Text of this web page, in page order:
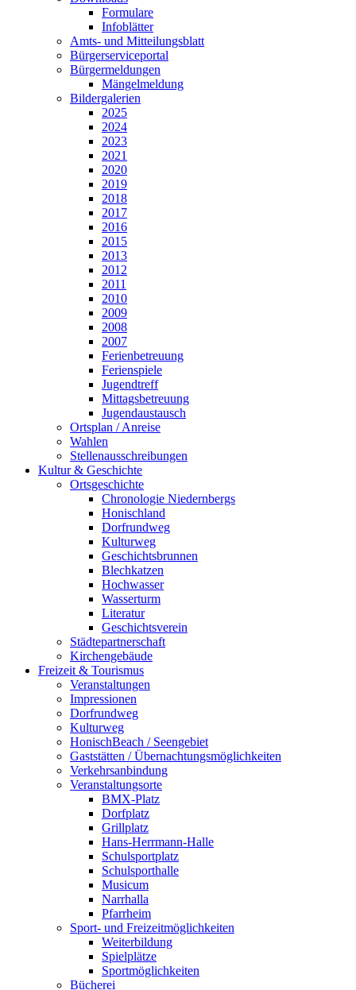
Formulare
Infoblätter
Amts- und Mitteilungsblatt
Bürgerserviceportal
Bürgermeldungen
Mängelmeldung
Bildergalerien
2025
2024
2023
2021
2020
2019
2018
2017
2016
2015
2013
2012
2011
2010
2009
2008
2007
Ferienbetreuung
Ferienspiele
Jugendtreff
Mittagsbetreuung
Jugendaustausch
Ortsplan / Anreise
Wahlen
Stellenausschreibungen
Kultur & Geschichte
Ortsgeschichte
Chronologie Niedernbergs
Honischland
Dorfrundweg
Kulturweg
Geschichtsbrunnen
Blechkatzen
Hochwasser
Wasserturm
Literatur
Geschichtsverein
Städtepartnerschaft
Kirchengebäude
Freizeit & Tourismus
Veranstaltungen
Impressionen
Dorfrundweg
Kulturweg
HonischBeach / Seengebiet
Gaststätten / Übernachtungsmöglichkeiten
Verkehrsanbindung
Veranstaltungsorte
BMX-Platz
Dorfplatz
Grillplatz
Hans-Herrmann-Halle
Schulsportplatz
Schulsporthalle
Musicum
Narrhalla
Pfarrheim
Sport- und Freizeitmöglichkeiten
Weiterbildung
Spielplätze
Sportmöglichkeiten
Bücherei